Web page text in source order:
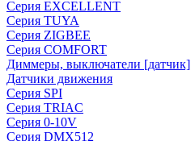
Серия EXCELLENT
Серия TUYA
Серия ZIGBEE
Серия COMFORT
Диммеры, выключатели [датчик]
Датчики движения
Серия SPI
Серия TRIAC
Серия 0-10V
Серия DMX512